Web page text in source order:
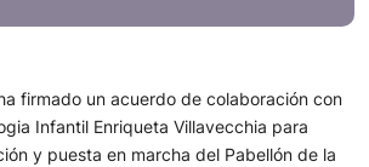
firmado un acuerdo de colaboración con
Infantil Enriqueta Villavecchia para
y puesta en marcha del Pabellón de la